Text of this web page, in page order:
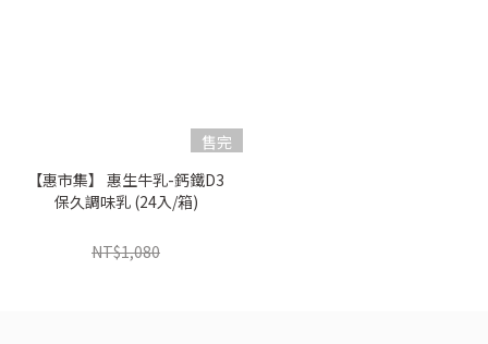
售完
【惠市集】 惠生牛乳-鈣鐵D3
保久調味乳 (24入/箱)
NT$1,080